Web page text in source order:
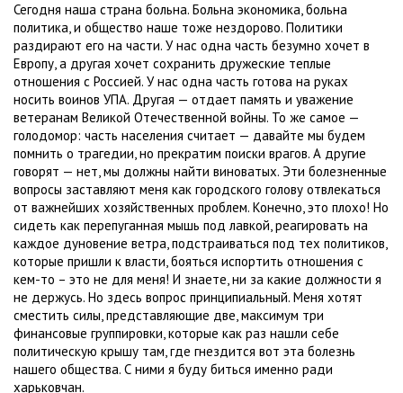
Сегодня наша страна больна. Больна экономика, больна
политика, и общество наше тоже нездорово. Политики
раздирают его на части. У нас одна часть безумно хочет в
Европу, а другая хочет сохранить дружеские теплые
отношения с Россией. У нас одна часть готова на руках
носить воинов УПА. Другая — отдает память и уважение
ветеранам Великой Отечественной войны. То же самое —
голодомор: часть населения считает — давайте мы будем
помнить о трагедии, но прекратим поиски врагов. А другие
говорят — нет, мы должны найти виноватых. Эти болезненные
вопросы заставляют меня как городского голову отвлекаться
от важнейших хозяйственных проблем. Конечно, это плохо! Но
сидеть как перепуганная мышь под лавкой, реагировать на
каждое дуновение ветра, подстраиваться под тех политиков,
которые пришли к власти, бояться испортить отношения с
кем-то – это не для меня! И знаете, ни за какие должности я
не держусь. Но здесь вопрос принципиальный. Меня хотят
сместить силы, представляющие две, максимум три
финансовые группировки, которые как раз нашли себе
политическую крышу там, где гнездится вот эта болезнь
нашего общества. С ними я буду биться именно ради
харьковчан.